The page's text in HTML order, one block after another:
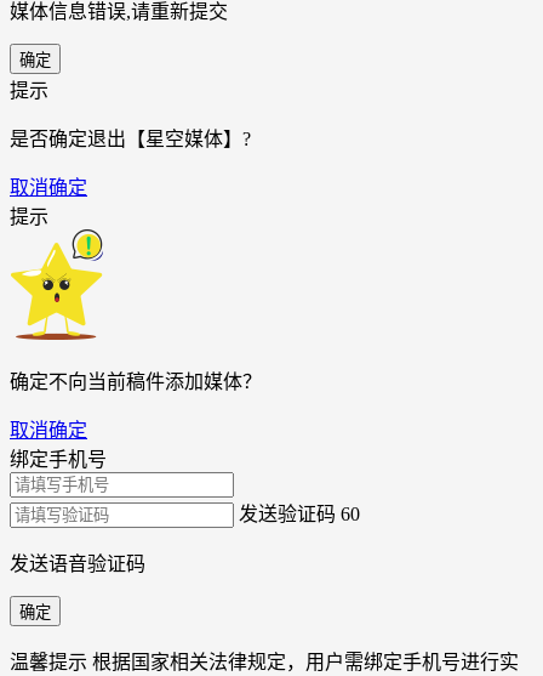
媒体信息错误,请重新提交
确定
提示
是否确定退出【星空媒体】?
取消确定
提示
确定不向当前稿件添加媒体？
取消确定
绑定手机号
发送验证码 60
发送语音验证码
确定
温馨提示 根据国家相关法律规定，用户需绑定手机号进行实